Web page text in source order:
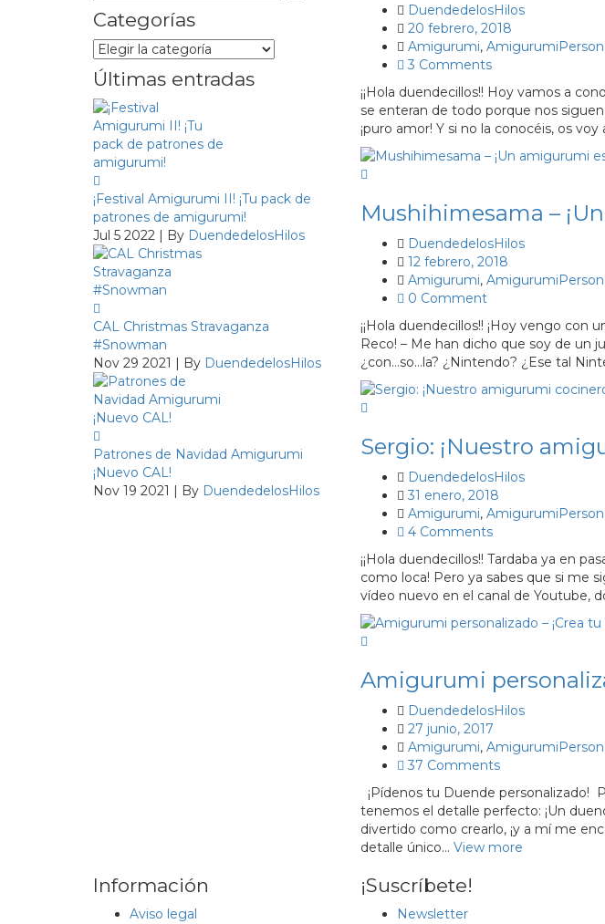
Categorías
Categorías
Últimas entradas
¡Festival Amigurumi II! ¡Tu pack de
patrones de amigurumi!
Jul 5 2022 | By DuendedelosHilos
CAL Christmas Stravaganza
#Snowman
Nov 29 2021 | By DuendedelosHilos
Patrones de Navidad Amigurumi
¡Nuevo CAL!
Nov 19 2021 | By DuendedelosHilos
DuendedelosHilos
20 febrero, 2018
Amigurumi,
3 Comments
¡¡Hola duendecillos!! Hoy vamos a
se enteran de todo porque nos
¡puro amor! Y si no la conocéis, os
Mushihimesama –
DuendedelosHilos
12 febrero, 2018
Amigurumi,
0 Comment
¡¡Hola duendecillos!! ¡Hoy vengo
Reco! – Me han dicho que soy de un
¿con…so…la? ¿Nintendo? ¿Ese tal
Sergio: ¡Nuestro
DuendedelosHilos
31 enero, 2018
Amigurumi,
4 Comments
¡¡Hola duendecillos!! Tardaba ya en
como loca! Pero ya sabes que si me
vídeo nuevo en el canal de Youtube,
Amigurumi
DuendedelosHilos
27 junio, 2017
Amigurumi,
37 Comments
¡Pídenos tu Duende personalizado!
tenemos el detalle perfecto: ¡Un
divertido como crearlo, ¡y a mí me
detalle único… View more
Información
Aviso legal
¡Suscríbete!
Newsletter